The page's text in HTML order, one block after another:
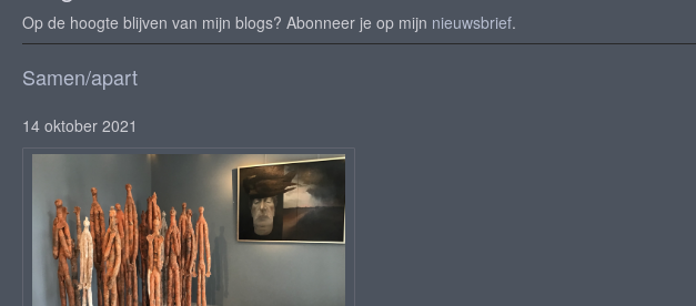
Op de hoogte blijven van mijn blogs? Abonneer je op mijn nieuwsbrief.
Samen/apart
14 oktober 2021